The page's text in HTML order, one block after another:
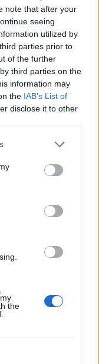
note that after your
seeing
utilized by
parties prior to
of the further
third parties on the
information may
the IAB’s List of
disclose it to other
the
ειδικά στις
χορήγηση